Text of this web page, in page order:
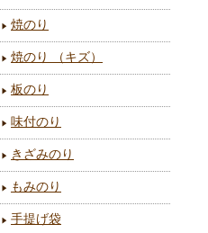
焼のり
焼のり （キズ）
板のり
味付のり
きざみのり
もみのり
手提げ袋